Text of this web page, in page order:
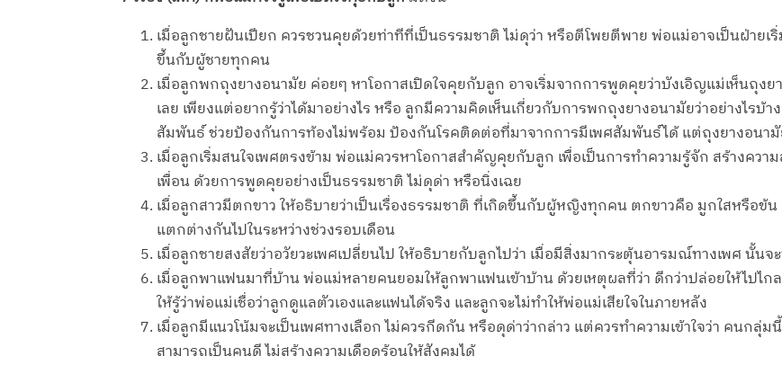
เมื่อลูกชายฝันเปียก ควรชวนคุยด้วยท่าทีที่เป็นธรรมชาติ ไม่ดุว่า หรือตีโพยตีพาย พ่อแม่อาจเป็นฝ่ายเ
ขึ้นกับผู้ชายทุกคน
เมื่อลูกพกถุงยางอนามัย ค่อยๆ หาโอกาสเปิดใจคุยกับลูก อาจเริ่มจากการพูดคุยว่าบังเอิญแม่เห็นถุง
เลย เพียงแต่อยากรู้ว่าได้มาอย่างไร หรือ ลูกมีความคิดเห็นเกี่ยวกับการพกถุงยางอนามัยว่าอย่างไรบ้
สัมพันธ์ ช่วยป้องกันการท้องไม่พร้อม ป้องกันโรคติดต่อที่มาจากการมีเพศสัมพันธ์ได้ แต่ถุงยางอนา
เมื่อลูกเริ่มสนใจเพศตรงข้าม พ่อแม่ควรหาโอกาสสำคัญคุยกับลูก เพื่อเป็นการทำความรู้จัก สร้างค
เพื่อน ด้วยการพูดคุยอย่างเป็นธรรมชาติ ไม่ดุด่า หรือนิ่งเฉย
เมื่อลูกสาวมีตกขาว ให้อธิบายว่าเป็นเรื่องธรรมชาติ ที่เกิดขึ้นกับผู้หญิงทุกคน ตกขาวคือ มูกใสหรือข้
แตกต่างกันไปในระหว่างช่วงรอบเดือน
เมื่อลูกชายสงสัยว่าอวัยวะเพศเปลี่ยนไป ให้อธิบายกับลูกไปว่า เมื่อมีสิ่งมากระตุ้นอารมณ์ทางเพศ นั้นจ
เมื่อลูกพาแฟนมาที่บ้าน พ่อแม่หลายคนยอมให้ลูกพาแฟนเข้าบ้าน ด้วยเหตุผลที่ว่า ดีกว่าปล่อยให้ไปไ
ให้รู้ว่าพ่อแม่เชื่อว่าลูกดูแลตัวเองและแฟนได้จริง และลูกจะไม่ทำให้พ่อแม่เสียใจในภายหลัง
เมื่อลูกมีแนวโน้มจะเป็นเพศทางเลือก ไม่ควรกีดกัน หรือดุด่าว่ากล่าว แต่ควรทำความเข้าใจว่า คนกลุ่
สามารถเป็นคนดี ไม่สร้างความเดือดร้อนให้สังคมได้